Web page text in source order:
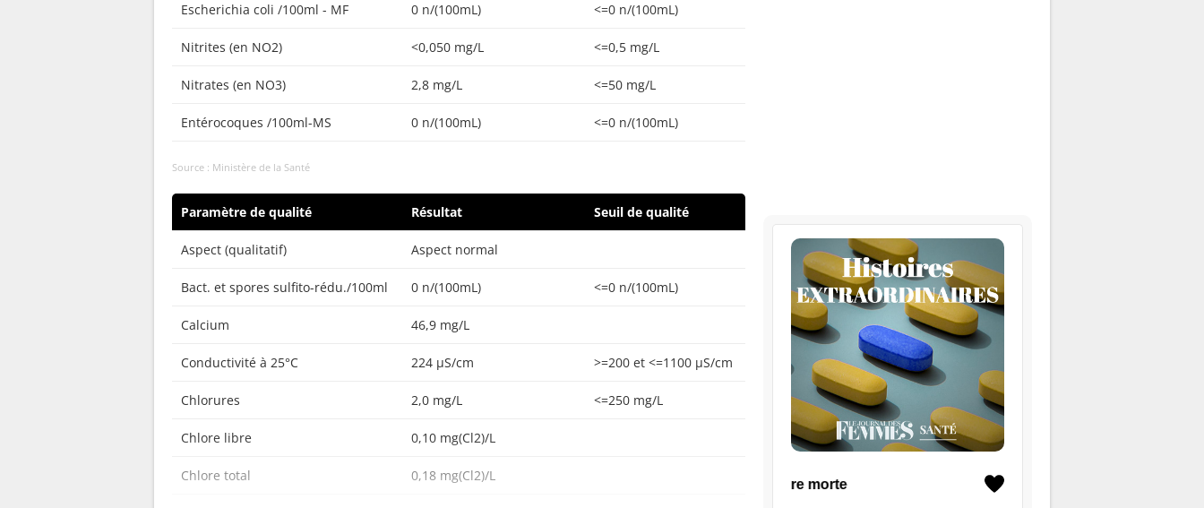
Escherichia coli /100ml - MF 0 n/(100mL) <=0 n/(100mL)
Nitrites (en NO2) <0,050 mg/L <=0,5 mg/L
Nitrates (en NO3) 2,8 mg/L <=50 mg/L
Entérocoques /100ml-MS 0 n/(100mL) <=0 n/(100mL)
Source : Ministère de la Santé
Paramètre de qualité Résultat Seuil de qualité
Aspect (qualitatif) Aspect normal
Bact. et spores sulfito-rédu./100ml 0 n/(100mL) <=0 n/(100mL)
Calcium 46,9 mg/L
Conductivité à 25°C 224 µS/cm >=200 et <=1100 µS/cm
Chlorures 2,0 mg/L <=250 mg/L
Chlore libre 0,10 mg(Cl2)/L
Chlore total 0,18 mg(Cl2)/L